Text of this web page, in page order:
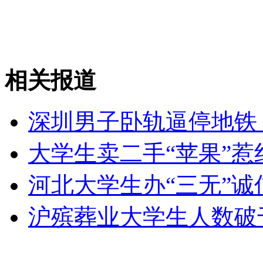
女孩北京地铁殴打老人 痛下狠手拳打脚踢
无痛分娩是否安全 医生回应
外交部：反对强权政治霸凌主义
相关报道
深圳男子卧轨逼停地
大学生卖二手“苹果”
河北大学生办“三无”
沪殡葬业大学生人数